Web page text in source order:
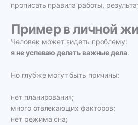
прописать правила работы,
Пример в личной
Человек может видеть проблему:
я не успеваю делать важные дела.
Но глубже могут быть причины:
нет планирования;
много отвлекающих факторов;
нет режима сна;